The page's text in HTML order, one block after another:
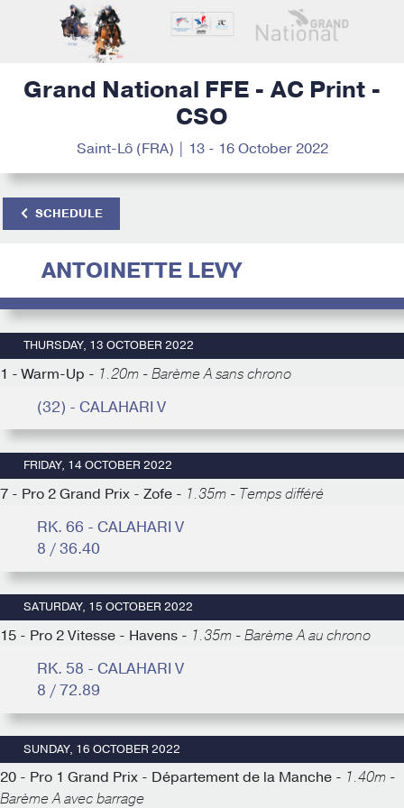
Grand National FFE - AC Print -
CSO
Saint-Lô (FRA) | 13 - 16 October 2022
SCHEDULE
ANTOINETTE LEVY
THURSDAY, 13 OCTOBER 2022
1 - Warm-Up - 1.20m - Barème A sans chrono
(32) - CALAHARI V
FRIDAY, 14 OCTOBER 2022
7 - Pro 2 Grand Prix - Zofe - 1.35m - Temps différé
RK. 66 - CALAHARI V
8 / 36.40
SATURDAY, 15 OCTOBER 2022
15 - Pro 2 Vitesse - Havens - 1.35m - Barème A au chrono
RK. 58 - CALAHARI V
8 / 72.89
SUNDAY, 16 OCTOBER 2022
20 - Pro 1 Grand Prix - Département de la Manche - 1.40m -
Barème A avec barrage